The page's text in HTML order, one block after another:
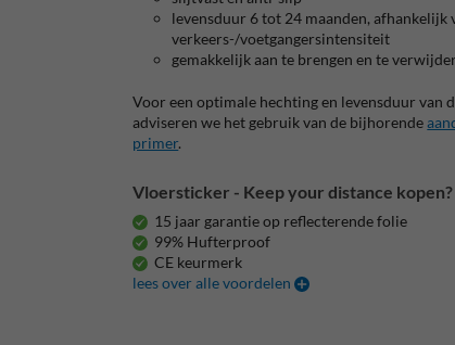
levensduur 6 tot 24 maanden, afhankelijk
verkeers-/voetgangersintensiteit
gemakkelijk aan te brengen en te
Voor een optimale hechting en levensduur van
adviseren we het gebruik van de bijhorende
primer.
Vloersticker - Keep your distance kopen?
15 jaar garantie op reflecterende folie
99% Hufterproof
CE keurmerk
lees over alle voordelen